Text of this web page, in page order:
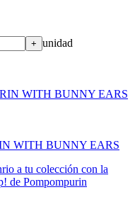
+ unidad
WITH BUNNY EARS
a tu colección con la
de Pompompurin